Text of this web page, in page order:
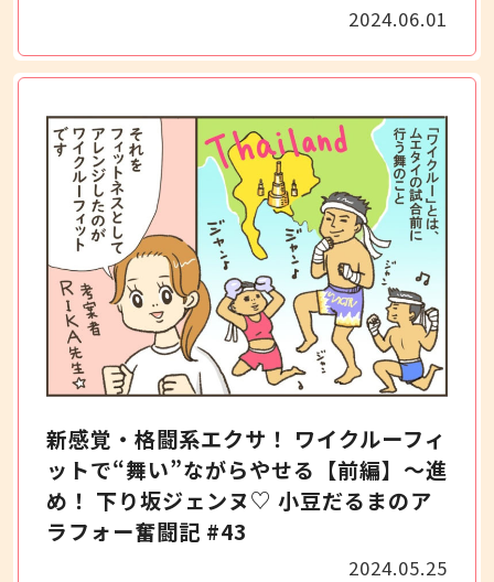
2024.06.01
新感覚・格闘系エクサ！ ワイクルーフィ
ットで“舞い”ながらやせる【前編】～進
め！ 下り坂ジェンヌ♡ 小豆だるまのア
ラフォー奮闘記 #43
2024.05.25